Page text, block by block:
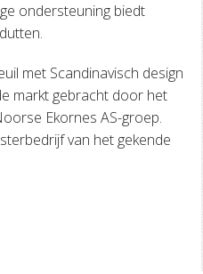
ondersteuning biedt
met Scandinavisch design
markt gebracht door het
Ekornes AS-groep.
van het gekende